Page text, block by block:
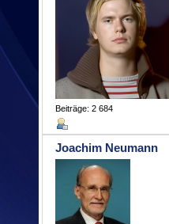
Beiträge: 2 684
Joachim Neumann